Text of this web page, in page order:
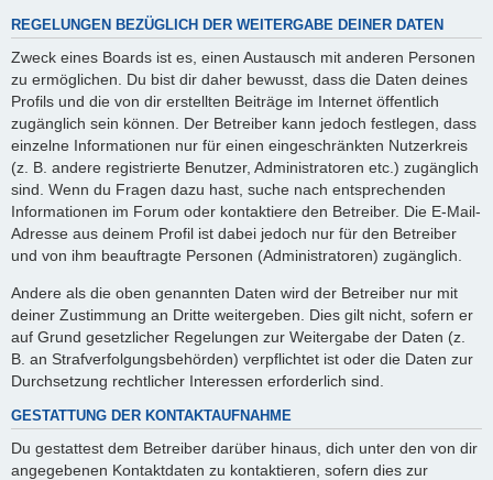
REGELUNGEN BEZÜGLICH DER WEITERGABE DEINER DATEN
Zweck eines Boards ist es, einen Austausch mit anderen Personen
zu ermöglichen. Du bist dir daher bewusst, dass die Daten deines
Profils und die von dir erstellten Beiträge im Internet öffentlich
zugänglich sein können. Der Betreiber kann jedoch festlegen, dass
einzelne Informationen nur für einen eingeschränkten Nutzerkreis
(z. B. andere registrierte Benutzer, Administratoren etc.) zugänglich
sind. Wenn du Fragen dazu hast, suche nach entsprechenden
Informationen im Forum oder kontaktiere den Betreiber. Die E-Mail-
Adresse aus deinem Profil ist dabei jedoch nur für den Betreiber
und von ihm beauftragte Personen (Administratoren) zugänglich.
Andere als die oben genannten Daten wird der Betreiber nur mit
deiner Zustimmung an Dritte weitergeben. Dies gilt nicht, sofern er
auf Grund gesetzlicher Regelungen zur Weitergabe der Daten (z.
B. an Strafverfolgungsbehörden) verpflichtet ist oder die Daten zur
Durchsetzung rechtlicher Interessen erforderlich sind.
GESTATTUNG DER KONTAKTAUFNAHME
Du gestattest dem Betreiber darüber hinaus, dich unter den von dir
angegebenen Kontaktdaten zu kontaktieren, sofern dies zur